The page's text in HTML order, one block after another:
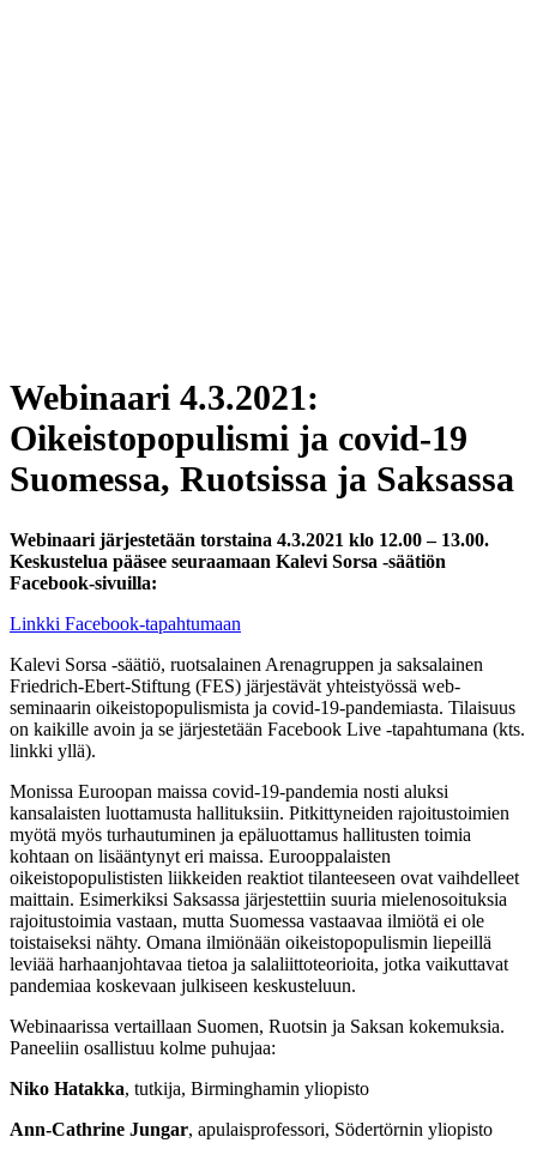
Webinaari 4.3.2021:
Oikeistopopulismi ja covid-19
Suomessa, Ruotsissa ja Saksassa
Webinaari järjestetään torstaina 4.3.2021 klo 12.00 – 13.00.
Keskustelua pääsee seuraamaan Kalevi Sorsa -säätiön
Facebook-sivuilla:
Linkki Facebook-tapahtumaan
Kalevi Sorsa -säätiö, ruotsalainen Arenagruppen ja saksalainen
Friedrich-Ebert-Stiftung (FES) järjestävät yhteistyössä web-
seminaarin oikeistopopulismista ja covid-19-pandemiasta. Tilaisuus
on kaikille avoin ja se järjestetään Facebook Live -tapahtumana (kts.
linkki yllä).
Monissa Euroopan maissa covid-19-pandemia nosti aluksi
kansalaisten luottamusta hallituksiin. Pitkittyneiden rajoitustoimien
myötä myös turhautuminen ja epäluottamus hallitusten toimia
kohtaan on lisääntynyt eri maissa. Eurooppalaisten
oikeistopopulististen liikkeiden reaktiot tilanteeseen ovat vaihdelleet
maittain. Esimerkiksi Saksassa järjestettiin suuria mielenosoituksia
rajoitustoimia vastaan, mutta Suomessa vastaavaa ilmiötä ei ole
toistaiseksi nähty. Omana ilmiönään oikeistopopulismin liepeillä
leviää harhaanjohtavaa tietoa ja salaliittoteorioita, jotka vaikuttavat
pandemiaa koskevaan julkiseen keskusteluun.
Webinaarissa vertaillaan Suomen, Ruotsin ja Saksan kokemuksia.
Paneeliin osallistuu kolme puhujaa:
Niko Hatakka, tutkija, Birminghamin yliopisto
Ann-Cathrine Jungar, apulaisprofessori, Södertörnin yliopisto